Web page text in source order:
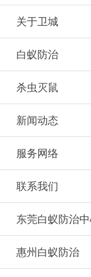
关于卫城
白蚁防治
杀虫灭鼠
新闻动态
服务网络
联系我们
东莞白蚁防治
惠州白蚁防治